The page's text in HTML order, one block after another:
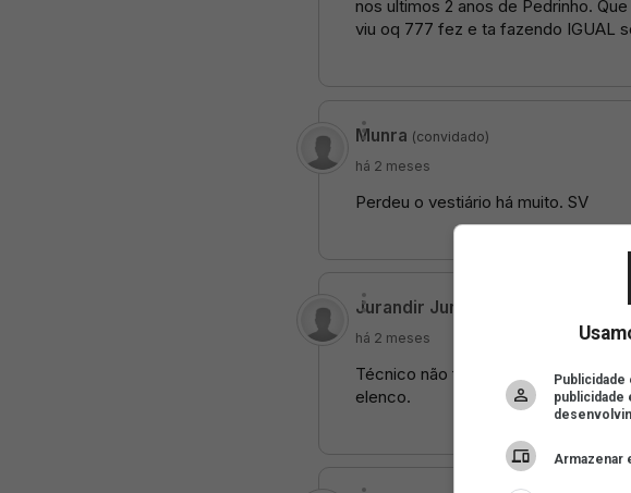
publicidade
Armazenar